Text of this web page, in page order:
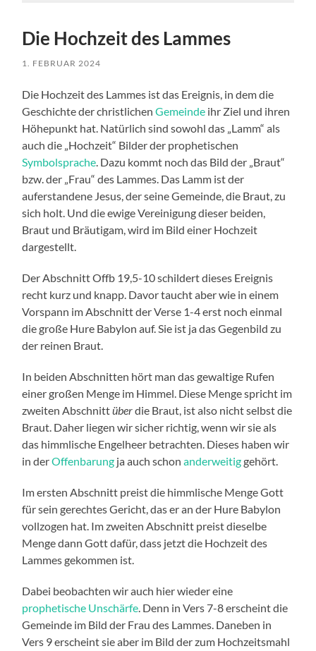
Die Hochzeit des Lammes
1. FEBRUAR 2024
Die Hochzeit des Lammes ist das Ereignis, in dem die
Geschichte der christlichenGemeinde ihr Ziel und ihren
Höhepunkt hat. Natürlich sind sowohl das „Lamm“ als
auch die „Hochzeit“ Bilder der prophetischen
Symbolsprache. Dazu kommt noch das Bild der „Braut“
bzw. der „Frau“ des Lammes. Das Lamm ist der
auferstandene Jesus, der seine Gemeinde, die Braut, zu
sich holt. Und die ewige Vereinigung dieser beiden,
Braut und Bräutigam, wird im Bild einer Hochzeit
dargestellt.
Der Abschnitt Offb 19,5-10 schildert dieses Ereignis
recht kurz und knapp. Davor taucht aber wie in einem
Vorspann im Abschnitt der Verse 1-4 erst noch einmal
die große Hure Babylon auf. Sie ist ja das Gegenbild zu
der reinen Braut.
In beiden Abschnitten hört man das gewaltige Rufen
einer großen Menge im Himmel. Diese Menge spricht im
zweiten Abschnittüberdie Braut, ist also nicht selbst die
Braut. Daher liegen wir sicher richtig, wenn wir sie als
das himmlische Engelheer betrachten. Dieses haben wir
in derOffenbarung ja auch schonanderweitiggehört.
Im ersten Abschnitt preist die himmlische Menge Gott
für sein gerechtes Gericht, das er an der Hure Babylon
vollzogen hat. Im zweiten Abschnitt preist dieselbe
Menge dann Gott dafür, dass jetzt die Hochzeit des
Lammes gekommen ist.
Dabei beobachten wir auch hier wieder eine
prophetische Unschärfe. Denn in Vers 7-8 erscheint die
Gemeinde im Bild der Frau des Lammes. Daneben in
Vers 9 erscheint sie aber im Bild der zum Hochzeitsmahl